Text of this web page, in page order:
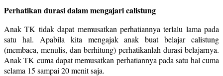
Perhatikan durasi dalam mengajari calistung
Anak TK tidak dapat memusatkan perhatiannya terlalu lama pada
satu hal. Apabila kita mengajak anak buat belajar calistung
(membaca, menulis, dan berhitung) perhatikanlah durasi belajarnya.
Anak TK cuma dapat memusatkan perhatiannya pada satu hal cuma
selama 15 sampai 20 menit saja.